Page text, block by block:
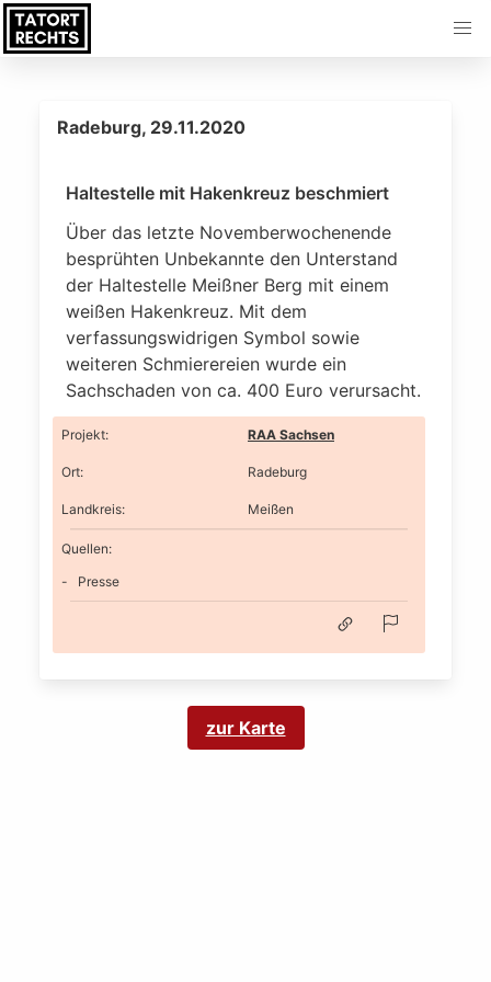
Radeburg, 29.11.2020
Haltestelle mit Hakenkreuz beschmiert
Über das letzte Novemberwochenende
besprühten Unbekannte den Unterstand
der Haltestelle Meißner Berg mit einem
weißen Hakenkreuz. Mit dem
verfassungswidrigen Symbol sowie
weiteren Schmierereien wurde ein
Sachschaden von ca. 400 Euro verursacht.
Projekt: RAA Sachsen
Ort: Radeburg
Landkreis: Meißen
Quellen:
Presse
zur Karte